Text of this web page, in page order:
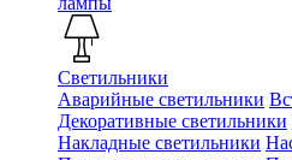
Светильники
Аварийные светильники
Декоративные светильники
Накладные светильники